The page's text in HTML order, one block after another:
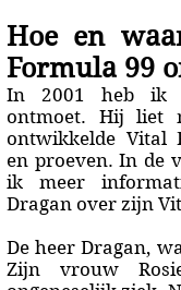
Hoe en
Formula 99
In 2001 heb ik
ontmoet. Hij liet
ontwikkelde Vital
en proeven. In de
ik meer
Dragan over zijn
De heer Dragan,
Zijn vrouw